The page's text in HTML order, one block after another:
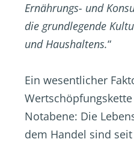
Ernährungs- und
die grundlegende
und Haushaltens.“
Ein wesentlicher
Notabene: Die
dem Handel sind